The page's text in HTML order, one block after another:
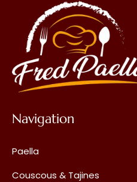
Navigation
Paella
Couscous & Tajines